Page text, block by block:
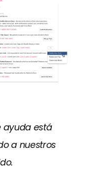
ayuda está
a nuestros